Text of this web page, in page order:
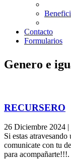
Contacto
Formularios
Genero e
RECURSERO
26 Diciembre 2024 |
Si estas
comunicate con tu
para